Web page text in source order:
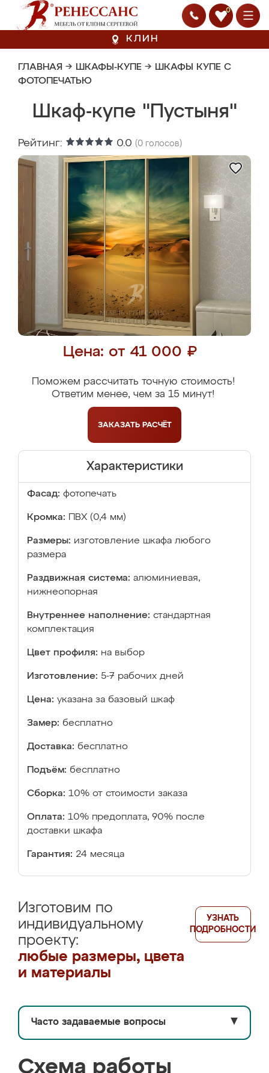
0
КЛИН
ГЛАВНАЯ → ШКАФЫ-КУПЕ → ШКАФЫ КУПЕ С
ФОТОПЕЧАТЬЮ
Шкаф-купе "Пустыня"
Рейтинг: 0.0 (0 голосов)
Цена: от 41 000 ₽
Поможем рассчитать точную стоимость!
Ответим менее, чем за 15 минут!
ЗАКАЗАТЬ РАСЧЁТ
Характеристики
Фасад: фотопечать
Кромка: ПВХ (0,4 мм)
Размеры: изготовление шкафа любого
размера
Раздвижная система: алюминиевая,
нижнеопорная
Внутреннее наполнение: стандартная
комплектация
Цвет профиля: на выбор
Изготовление: 5-7 рабочих дней
Цена: указана за базовый шкаф
Замер: бесплатно
Доставка: бесплатно
Подъём: бесплатно
Сборка: 10% от стоимости заказа
Оплата: 10% предоплата, 90% после
доставки шкафа
Гарантия: 24 месяца
Изготовим по
индивидуальному
проекту:
любые размеры, цвета
и материалы
УЗНАТЬ
ПОДРОБНОСТИ
Часто задаваемые вопросы ▼
Схема работы